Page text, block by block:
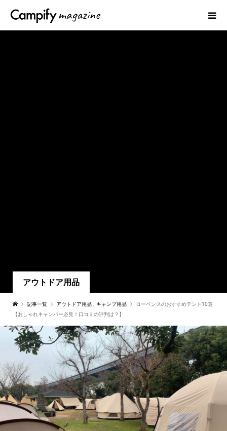
アウトドア用品
記事一覧 アウトドア用品 , キャンプ用品
ローベンスのおすすめテント10選
【おしゃれキャンパー必見！口コミの評判は？】